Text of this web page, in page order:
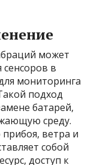
может
в
мониторинга
подход
батарей,
среду.
прибоя, ветра и
собой
доступ к